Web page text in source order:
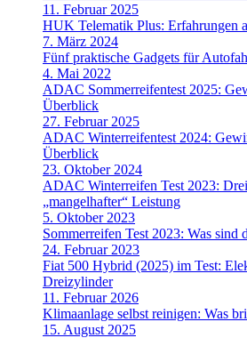
11. Februar 2025
HUK Telematik Plus: Erfahrungen
7. März 2024
Fünf praktische Gadgets für
4. Mai 2022
ADAC Sommerreifentest 2025:
Überblick
27. Februar 2025
ADAC Winterreifentest 2024:
Überblick
23. Oktober 2024
ADAC Winterreifen Test 2023:
„mangelhafter“ Leistung
5. Oktober 2023
Sommerreifen Test 2023: Was sind
24. Februar 2023
Fiat 500 Hybrid (2025) im Test:
Dreizylinder
11. Februar 2026
Klimaanlage selbst reinigen: Was
15. August 2025